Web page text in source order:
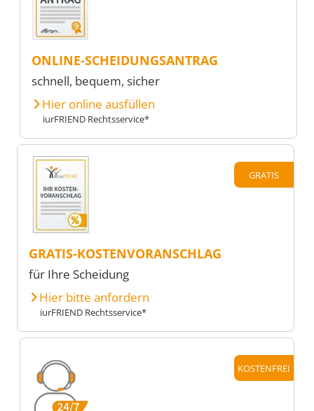
ONLINE-SCHEIDUNGSANTRAG
schnell, bequem, sicher
Hier online ausfüllen
iurFRIEND Rechtsservice*
GRATIS
GRATIS-KOSTENVORANSCHLAG
für Ihre Scheidung
Hier bitte anfordern
iurFRIEND Rechtsservice*
KOSTENFREI